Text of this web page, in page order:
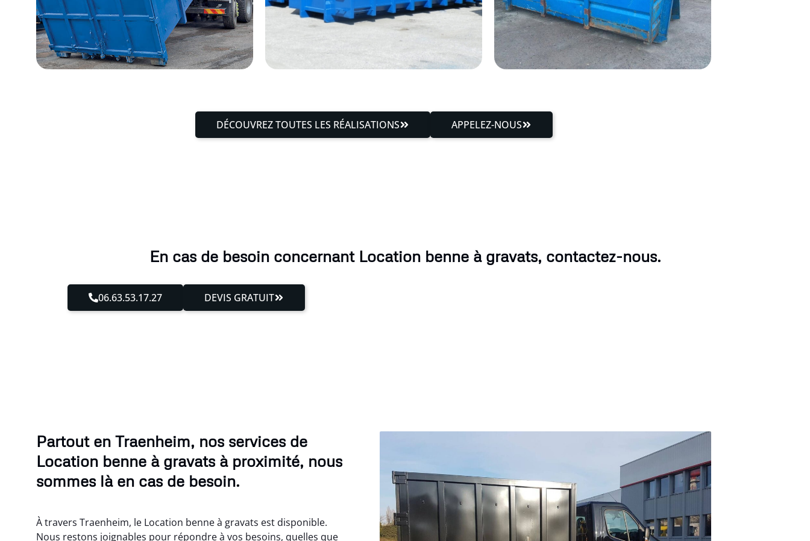
DÉCOUVREZ TOUTES LES RÉALISATIONS APPELEZ-NOUS
En cas de besoin concernant Location benne à gravats, contactez-nous.
06.63.53.17.27 DEVIS GRATUIT
Partout en Traenheim, nos services de
Location benne à gravats à proximité, nous
sommes là en cas de besoin.
À travers Traenheim, le Location benne à gravats est disponible.
Nous restons joignables pour répondre à vos besoins, quelles que